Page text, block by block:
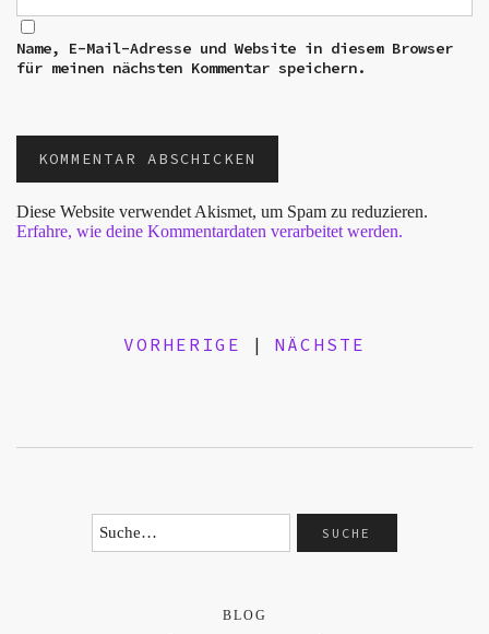
Name, E-Mail-Adresse und Website in diesem Browser
für meinen nächsten Kommentar speichern.
Diese Website verwendet Akismet, um Spam zu reduzieren.
Erfahre, wie deine Kommentardaten verarbeitet werden.
VORHERIGE | NÄCHSTE
BLOG